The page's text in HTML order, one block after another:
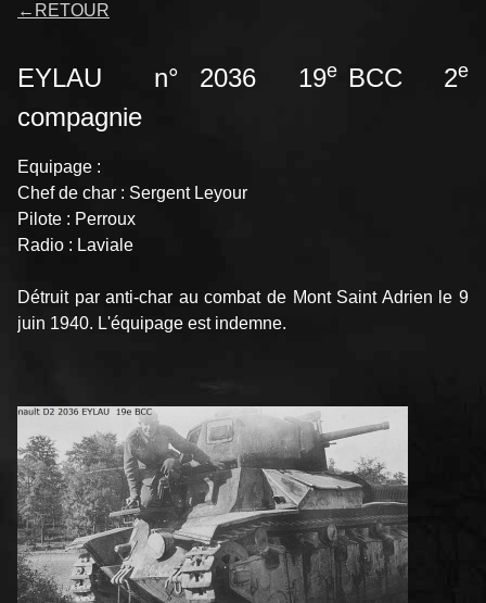
← RETOUR
EYLAU n° 2036 19eBCC 2e
compagnie
Equipage :
Chef de char : Sergent Leyour
Pilote : Perroux
Radio : Laviale
Détruit par anti-char au combat de Mont Saint Adrien le 9
juin 1940. L'équipage est indemne.